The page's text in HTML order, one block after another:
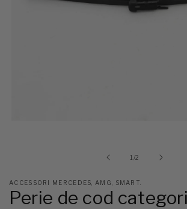
modală
1 /pe
2
ACCESSORI MERCEDES, AMG, SMART.
Perie de cod